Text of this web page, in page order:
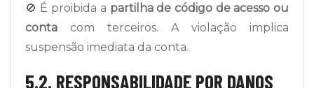
🚫 É proibida a partilha de código de acesso ou
conta com terceiros. A violação implica
suspensão imediata da conta.
5.2. RESPONSABILIDADE POR DANOS